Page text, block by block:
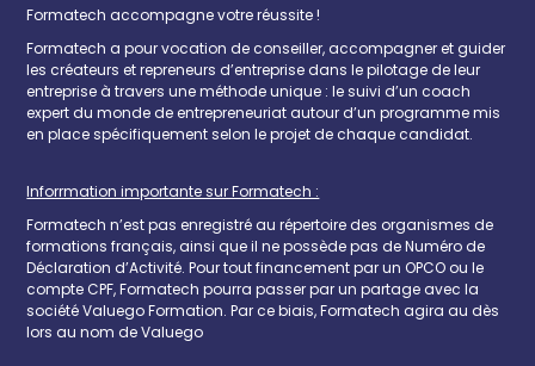
Formatech accompagne votre réussite !
Formatech a pour vocation de conseiller, accompagner et guider
les créateurs et repreneurs d’entreprise dans le pilotage de leur
entreprise à travers une méthode unique : le suivi d’un coach
expert du monde de entrepreneuriat autour d’un programme mis
en place spécifiquement selon le projet de chaque candidat.
Inforrmation importante sur Formatech :
Formatech n’est pas enregistré au répertoire des organismes de
formations français, ainsi que il ne possède pas de Numéro de
Déclaration d’Activité. Pour tout financement par un OPCO ou le
compte CPF, Formatech pourra passer par un partage avec la
société Valuego Formation. Par ce biais, Formatech agira au dès
lors au nom de Valuego